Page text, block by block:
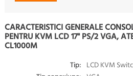
CARACTERISTICI GENERALE
PENTRU KVM LCD 17" PS/2 VGA,
CL1000M
Tip: LCD KVM